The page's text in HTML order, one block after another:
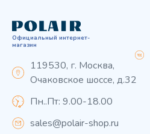
Официальный интернет-
магазин
119530, г. Москва,
Очаковское шоссе, д.32
Пн..Пт: 9.00-18.00
sales@polair-shop.ru